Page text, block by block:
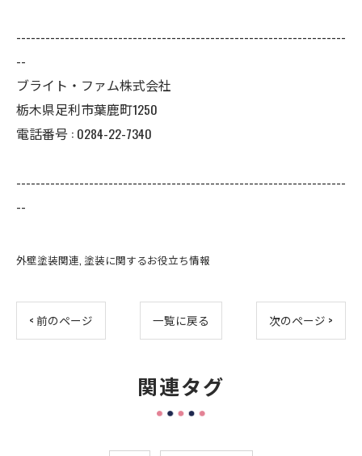
--------------------------------------------------------------------
--
ブライト・ファム株式会社
栃木県足利市葉鹿町1250
電話番号 : 0284-22-7340
--------------------------------------------------------------------
--
外壁塗装関連 塗装に関するお役立ち情報
< 前のページ 一覧に戻る 次のページ >
関連タグ